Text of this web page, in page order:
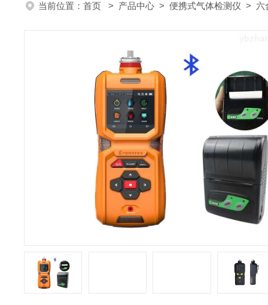
当前位置： 首页 > 产品中心 > 便携式气体检测仪 > 六